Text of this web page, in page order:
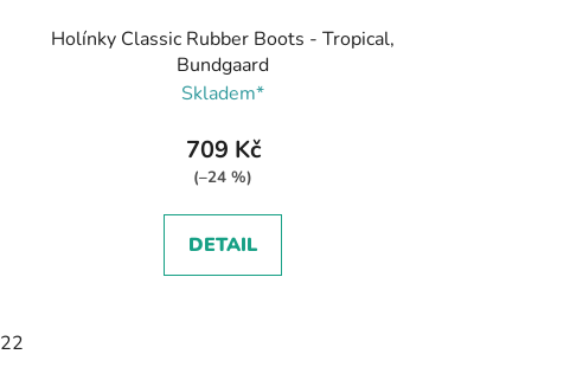
Holínky Classic Rubber Boots - Tropical,
Bundgaard
Skladem*
709 Kč
(–24 %)
DETAIL
22